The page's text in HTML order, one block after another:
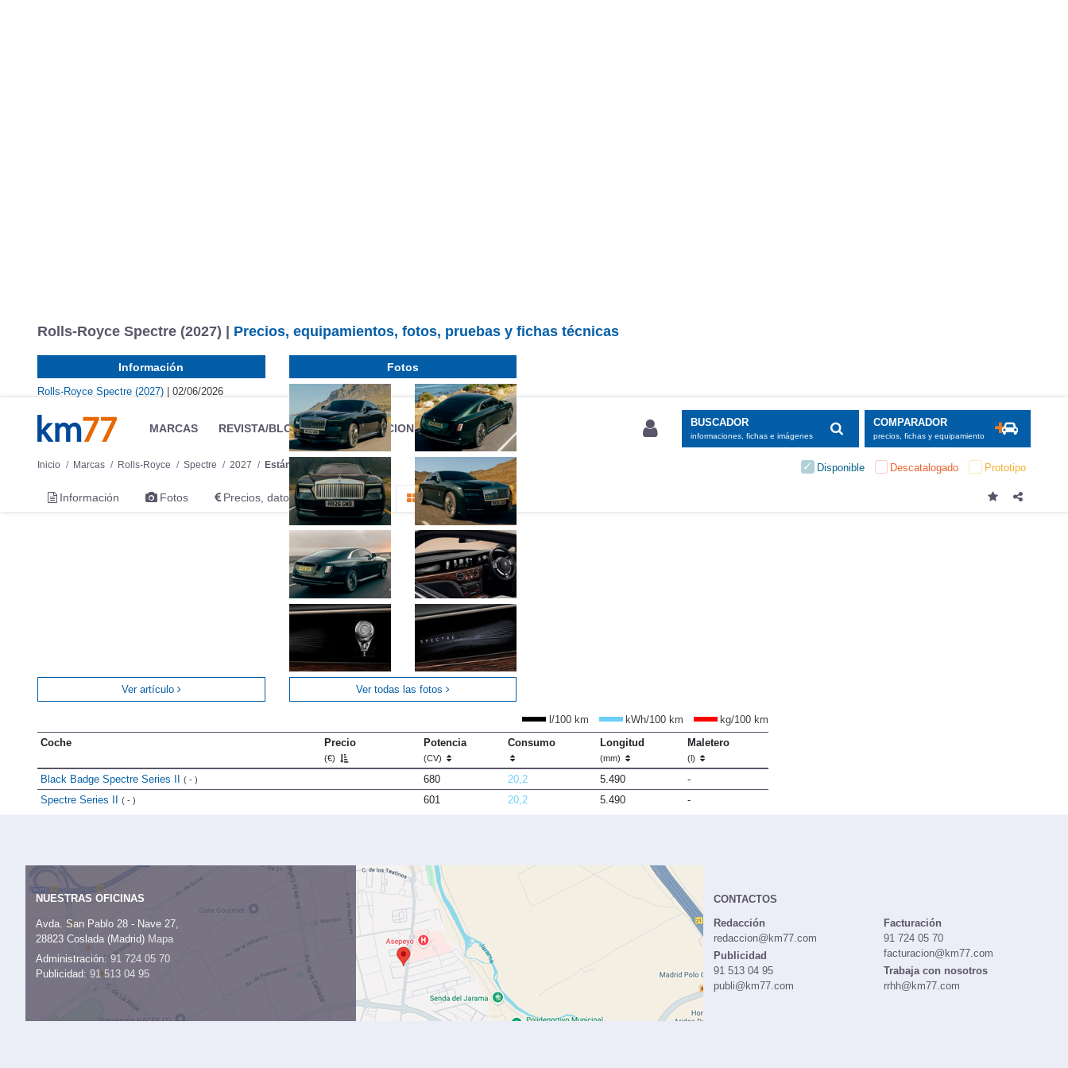
MARCAS REVISTA/BLOG OTRAS SECCIONES BUSCADOR
informaciones, fichas e imágenes
COMPARADOR
precios, fichas y equipamiento
Inicio Marcas Rolls-Royce Spectre 2027 Estándar Disponible Descatalogado Prototipo
Información Fotos Precios, datos y equipamientos Todo
Rolls-Royce Spectre (2027) | Precios, equipamientos, fotos, pruebas y fichas técnicas
Información
Rolls-Royce Spectre (2027) | 02/06/2026
Ver artículo
Fotos
Ver todas las fotos
l/100 km kWh/100 km
kg/100 km
Coche
Precio
(€)
Potencia
(CV)
Consumo Longitud
(mm)
Maletero
(l)
Black Badge Spectre Series II ( - ) 680 20,2 5.490
-
Spectre Series II ( - ) 601 20,2 5.490 -
NUESTRAS OFICINAS
Avda. San Pablo 28 - Nave 27,
28823 Coslada (Madrid) Mapa
Administración:91 724 05 70
Publicidad: 91 513 04 95
CONTACTOS
Redacción
redaccion@km77.com
Publicidad
91 513 04 95
publi@km77.com
Facturación
91 724 05 70
facturacion@km77.com
Trabaja con nosotros
rrhh@km77.com